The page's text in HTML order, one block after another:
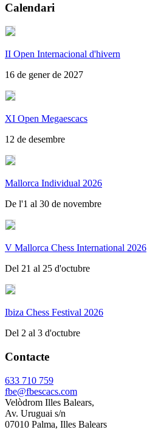
Calendari
II Open Internacional d'hivern
16 de gener de 2027
XI Open Megaescacs
12 de desembre
Mallorca Individual 2026
De l'1 al 30 de novembre
V Mallorca Chess International 2026
Del 21 al 25 d'octubre
Ibiza Chess Festival 2026
Del 2 al 3 d'octubre
Contacte
633 710 759
fbe@fbescacs.com
Velòdrom Illes Balears,
Av. Uruguai s/n
07010 Palma, Illes Balears